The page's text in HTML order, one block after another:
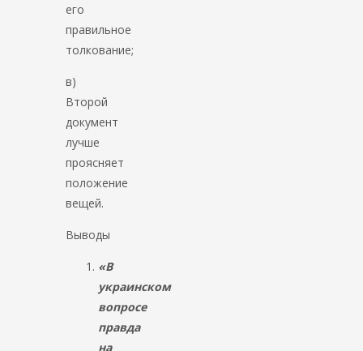
его
правильное
толкование;
в)
Второй
документ
лучше
проясняет
положение
вещей.
Выводы
«В
украинском
вопросе
правда
на